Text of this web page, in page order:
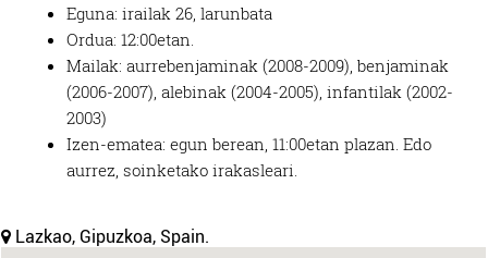
Eguna: irailak 26, larunbata
Ordua: 12:00etan.
Mailak: aurrebenjaminak (2008-2009), benjaminak
(2006-2007), alebinak (2004-2005), infantilak (2002-
2003)
Izen-ematea: egun berean, 11:00etan plazan. Edo
aurrez, soinketako irakasleari.
Lazkao, Gipuzkoa, Spain.